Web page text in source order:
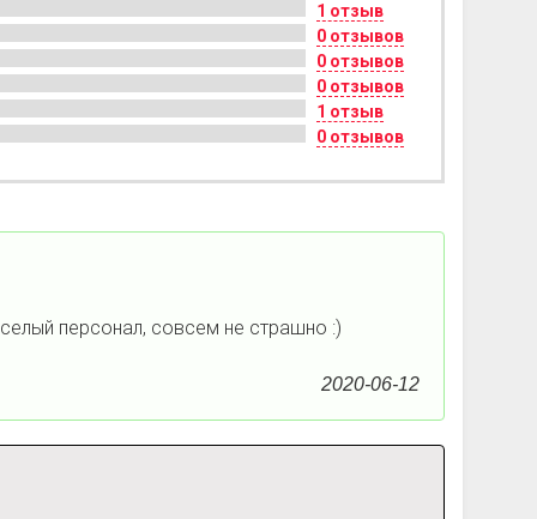
1 отзыв
0 отзывов
0 отзывов
0 отзывов
1 отзыв
0 отзывов
персонал, совсем не страшно :)
2020-06-12